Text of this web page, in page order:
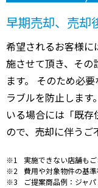
早期売却、売却
希望されるお客様
施させて頂き、その
ます。 そのため必
ラブルを防止しま
いる場合には「既
ので、売却に伴うご
実施できない店舗もご
費用や対象物件の基
ご提案商品例：ジャ